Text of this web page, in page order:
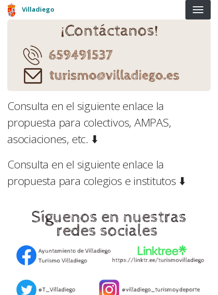
Pasar al contenido principal
Villadiego
Consulta en el siguiente enlace la
propuesta para colectivos, AMPAS,
asociaciones, etc. ⬇️
Consulta en el siguiente enlace la
propuesta para colegios e institutos ⬇️